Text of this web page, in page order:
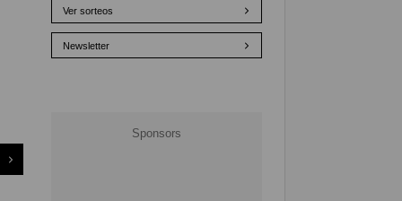
Ver sorteos
Newsletter